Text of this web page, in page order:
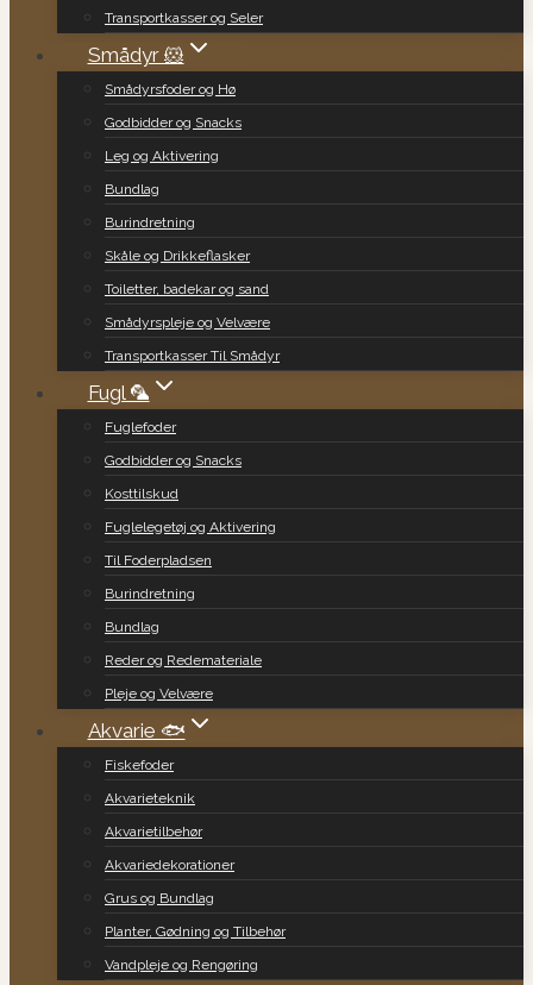
Transportkasser og Seler
Smådyr 🐹
Smådyrsfoder og Hø
Godbidder og Snacks
Leg og Aktivering
Bundlag
Burindretning
Skåle og Drikkeflasker
Toiletter, badekar og sand
Smådyrspleje og Velvære
Transportkasser Til Smådyr
Fugl 🦜
Fuglefoder
Godbidder og Snacks
Kosttilskud
Fuglelegetøj og Aktivering
Til Foderpladsen
Burindretning
Bundlag
Reder og Redemateriale
Pleje og Velvære
Akvarie 🐟
Fiskefoder
Akvarieteknik
Akvarietilbehør
Akvariedekorationer
Grus og Bundlag
Planter, Gødning og Tilbehør
Vandpleje og Rengøring